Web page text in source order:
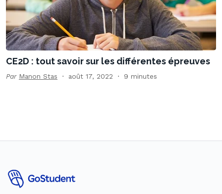
CE2D : tout savoir sur les différentes épreuves
Par Manon Stas août 17, 2022 9 minutes